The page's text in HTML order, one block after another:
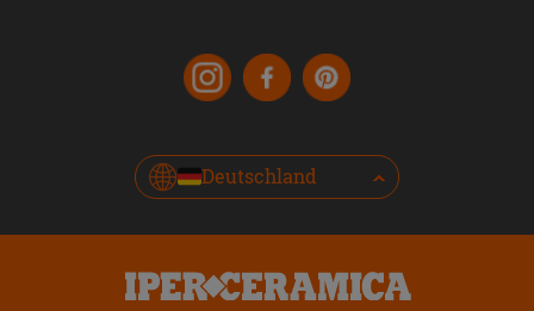
Deutschland